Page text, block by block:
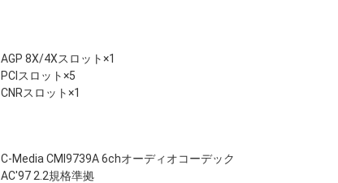
AGP 8X/4Xスロット×1
PCIスロット×5
CNRスロット×1
C-Media CMI9739A 6chオーディオコーデック
AC'97 2.2規格準拠